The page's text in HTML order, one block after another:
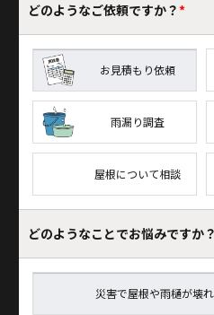
どのようなご依頼ですか？*
お見積もり依頼
雨漏り調査
屋根について相談
どのようなことでお悩みですか？
災害で屋根や雨樋が壊